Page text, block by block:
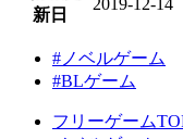
新日
2019-12-14
#ノベルゲーム
#BLゲーム
フリーゲーム